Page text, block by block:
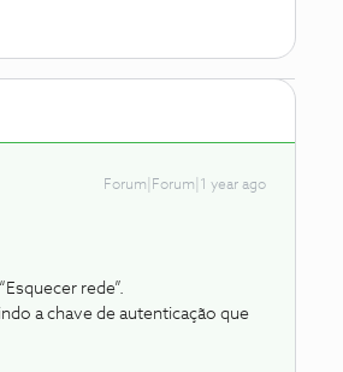
Forum|Forum|1 year ago
rede”.
a chave de autenticação que